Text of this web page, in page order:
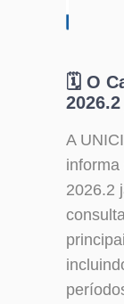
🗓️ O
A
2026.2